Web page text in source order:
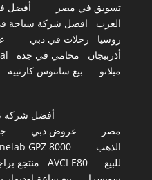
تسويق في مصر
أفضل
العرب
افضل شركة سياحة
روسيا
رحلات في دبي
أذربيجان
محامي في جدة
ميلانو
بيع سانتوس كارتييه
أفضل شركة
مصر
عروض دبي
الذهب
GPZ 8000
للبيع
AVCI E80 منتجع